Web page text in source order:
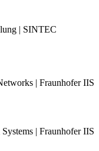
| SINTEC
| Fraunhofer IIS
| Fraunhofer IIS